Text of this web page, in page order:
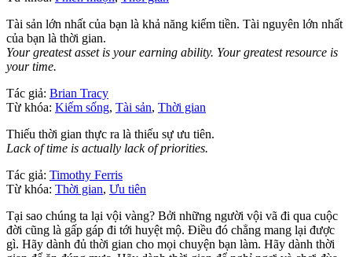
Tài sản lớn nhất của bạn là khả năng kiếm tiền. Tài nguyên lớn nhất
của bạn là thời gian.
Your greatest asset is your earning ability. Your greatest resource is
your time.
Tác giả: Brian Tracy
Từ khóa: Kiếm sống, Tài sản, Thời gian
Thiếu thời gian thực ra là thiếu sự ưu tiên.
Lack of time is actually lack of priorities.
Tác giả: Timothy Ferris
Từ khóa: Thời gian, Ưu tiên
Tại sao chúng ta lại vội vàng? Bởi những người vội vã đi qua cuộc
đời cũng là gấp gáp đi tới huyệt mộ. Điều đó chẳng mang lại được
gì. Hãy dành đủ thời gian cho mọi chuyện bạn làm. Hãy dành thời